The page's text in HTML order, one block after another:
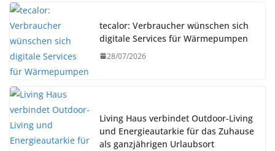
tecalor: Verbraucher wünschen sich
digitale Services für Wärmepumpen
28/07/2026
Living Haus verbindet Outdoor-Living
und Energieautarkie für das Zuhause
als ganzjährigen Urlaubsort